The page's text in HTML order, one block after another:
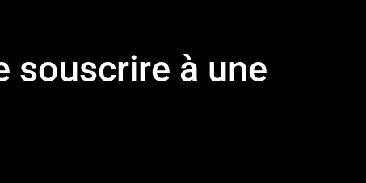
souscrire à une